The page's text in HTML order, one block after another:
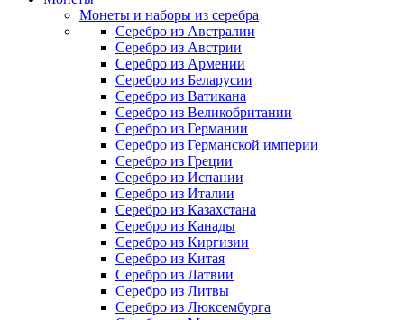
Монеты и наборы из серебра
Серебро из Австралии
Серебро из Австрии
Серебро из Армении
Серебро из Беларусии
Серебро из Ватикана
Серебро из Великобритании
Серебро из Германии
Серебро из Германской империи
Серебро из Греции
Серебро из Испании
Серебро из Италии
Серебро из Казахстана
Серебро из Канады
Серебро из Киргизии
Серебро из Китая
Серебро из Латвии
Серебро из Литвы
Серебро из Люксембурга